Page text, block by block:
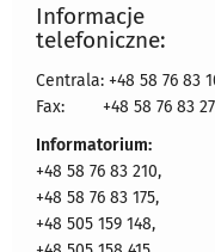
Informacje
telefoniczne:
Centrala: +48 58 76 83
Fax:
+48 58 76 83
Informatorium:
+48 58 76 83 210,
+48 58 76 83 175,
+48 505 159 148,